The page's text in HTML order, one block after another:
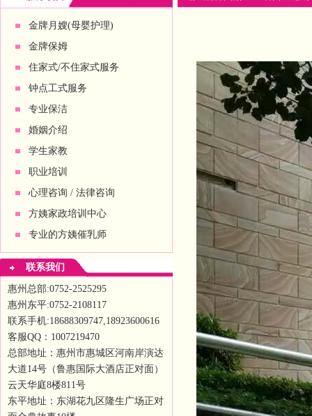
金牌月嫂(母婴护理)
金牌保姆
住家式/不住家式服务
钟点工式服务
专业保洁
婚姻介绍
学生家教
职业培训
心理咨询 / 法律咨询
方姨家政培训中心
专业的方姨催乳师
联系我们
惠州总部:0752-2525295
惠州东平:0752-2108117
联系手机:18688309747,18923600616
客服QQ：1007219470
总部地址：惠州市惠城区河南岸演达
大道14号（鲁惠国际大酒店正对面）
云天华庭8楼811号
东平地址：东湖花九区隆生广场正对